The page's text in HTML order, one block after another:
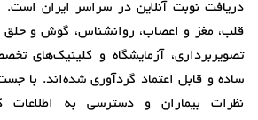
دریافت نوبت آنلاین در سراسر ایران است.
قلب، مغز و اعصاب، روانشناس، گوش و حلق
تصویربرداری، آزمایشگاه و کلینیک‌های
ساده و قابل اعتماد گردآوری شده‌اند. با
نظرات بیماران و دسترسی به اطلاعات